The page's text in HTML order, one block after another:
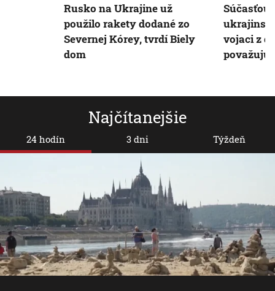
Najčítanejšie
24 hodín 3 dni Týždeň
Rusko na Ukrajine už
použilo rakety dodané zo
Severnej Kórey, tvrdí Biely
dom
Súčasťou
vojaci z
považujú